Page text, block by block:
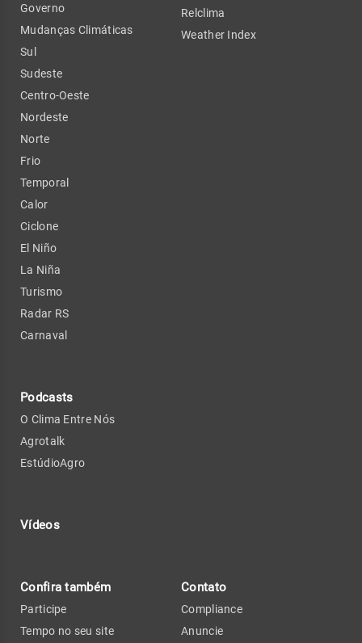
Governo
Mudanças Climáticas
Sul
Sudeste
Centro-Oeste
Nordeste
Norte
Frio
Temporal
Calor
Ciclone
El Niño
La Niña
Turismo
Radar RS
Carnaval
Podcasts
O Clima Entre Nós
Agrotalk
EstúdioAgro
Vídeos
Relclima
Weather Index
Confira também
Participe
Tempo no seu site
Contato
Compliance
Anuncie